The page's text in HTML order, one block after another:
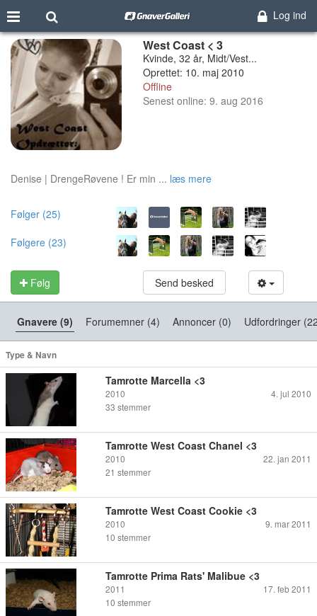
Log ind
West Coast < 3
Kvinde, 32 år, Midt/Vest...
Oprettet: 10. maj 2010
Offline
Senest online: 9. aug 2016
Denise | DrengeRøvene ! Er min ... læs mere
Følger (25)
Følgere (23)
Følg Send besked
Gnavere (9) Forumemner (4) Annoncer (0) Udfordringer
Type & Navn
Tamrotte Marcella <3
2010
4. jul 2010
33 stemmer
Tamrotte West Coast Chanel <3
2010
22. jan 2011
21 stemmer
Tamrotte West Coast Cookie <3
2010
9. mar 2011
10 stemmer
Tamrotte Prima Rats' Malibue <3
2011
17. feb 2011
10 stemmer